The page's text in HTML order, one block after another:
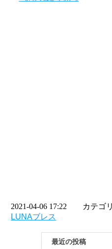
2021-04-06 17:22 カテゴ
LUNAブレス
最近の投稿